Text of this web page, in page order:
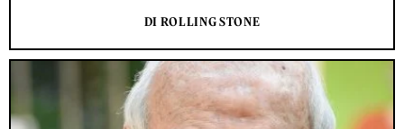
DI ROLLING STONE